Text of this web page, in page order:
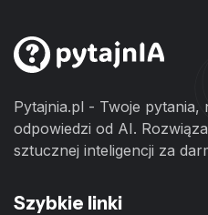
Pytajnia.pl - Twoje pytania,
odpowiedzi od AI.
sztucznej inteligencji za
Szybkie linki